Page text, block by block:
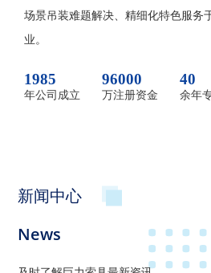
场景吊装难题解决、精细化特色服务
业。
1985
年公司成立
96000
万注册资金
40
余年
新闻中心
News